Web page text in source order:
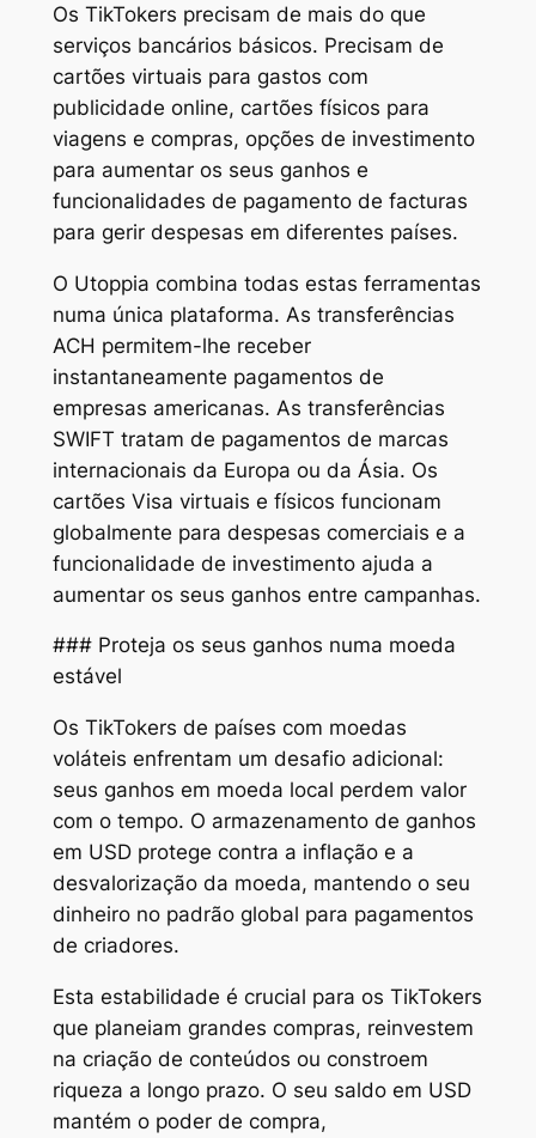
Os TikTokers precisam de mais do que
serviços bancários básicos. Precisam de
cartões virtuais para gastos com
publicidade online, cartões físicos para
viagens e compras, opções de investimento
para aumentar os seus ganhos e
funcionalidades de pagamento de facturas
para gerir despesas em diferentes países.
O Utoppia combina todas estas ferramentas
numa única plataforma. As transferências
ACH permitem-lhe receber
instantaneamente pagamentos de
empresas americanas. As transferências
SWIFT tratam de pagamentos de marcas
internacionais da Europa ou da Ásia. Os
cartões Visa virtuais e físicos funcionam
globalmente para despesas comerciais e a
funcionalidade de investimento ajuda a
aumentar os seus ganhos entre campanhas.
### Proteja os seus ganhos numa moeda
estável
Os TikTokers de países com moedas
voláteis enfrentam um desafio adicional:
seus ganhos em moeda local perdem valor
com o tempo. O armazenamento de ganhos
em USD protege contra a inflação e a
desvalorização da moeda, mantendo o seu
dinheiro no padrão global para pagamentos
de criadores.
Esta estabilidade é crucial para os TikTokers
que planeiam grandes compras, reinvestem
na criação de conteúdos ou constroem
riqueza a longo prazo. O seu saldo em USD
mantém o poder de compra,